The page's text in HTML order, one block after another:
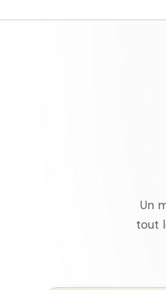
Un
tout